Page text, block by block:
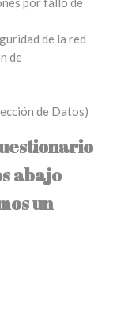
de la red
de
de Datos)
abajo
un